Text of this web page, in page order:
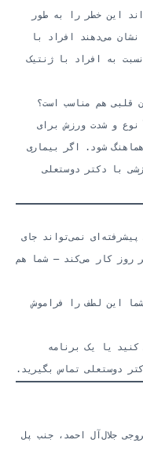
این خطر را به طور
می‌دهند افراد با
به افراد با ژنتیک
قلبی هم مناسب است؟
نوع و شدت ورزش برای
شود. اگر بیماری
با دکتر دوستعلی
نمی‌تواند جای
هر روز کار می‌کند — شما هم
این لطف را فراموش
کنید یا یک برنامه
دوستعلی تماس بگیرید.
جلال‌آل احمد، جنب پل